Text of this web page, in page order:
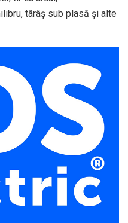
târâș sub plasă și alte